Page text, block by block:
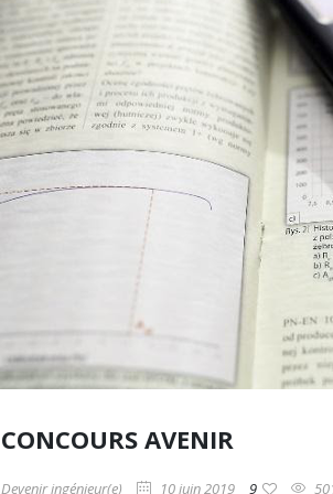
CONCOURS AVENIR
Devenir ingénieur(e) 10 juin 2019 9